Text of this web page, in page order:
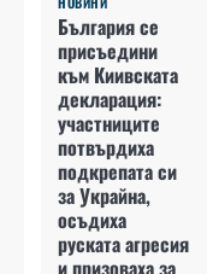
България се
присъедини
към Киивската
декларация:
участниците
потвърдиха
подкрепата си
за Украйна,
осъдиха
руската агресия
и призоваха за